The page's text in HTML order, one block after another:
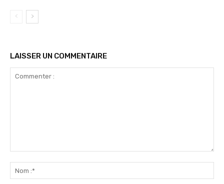
LAISSER UN COMMENTAIRE